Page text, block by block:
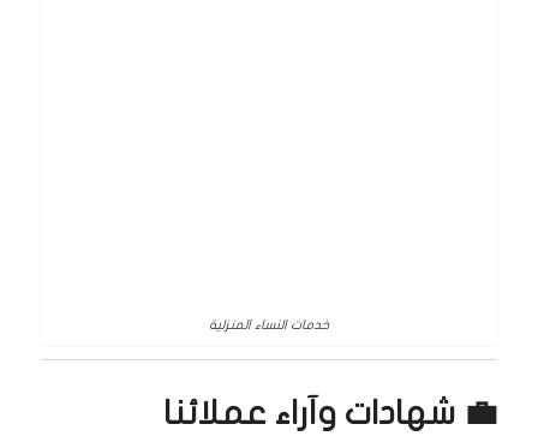
خدمات النساء المنزلية
💼 شهادات وآراء عملائنا